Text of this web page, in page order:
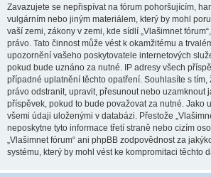
Zavazujete se nepřispívat na fórum pohoršujícím,
vulgárním nebo jiným materiálem, který by mohl
vaší zemi, zákony v zemi, kde sídlí „Vlašimnet
právo. Tato činnost může vést k okamžitému a
upozornění vašeho poskytovatele internetových
pokud bude uznáno za nutné. IP adresy všech
případné uplatnění těchto opatření. Souhlasíte s tím,
právo odstranit, upravit, přesunout nebo uzamknout
příspěvek, pokud to bude považovat za nutné. Jako
všemi údaji uloženými v databázi. Přestože
neposkytne tyto informace třetí straně nebo cizím
„Vlašimnet fórum“ ani phpBB zodpovědnost za
systému, který by mohl vést ke kompromitaci těchto